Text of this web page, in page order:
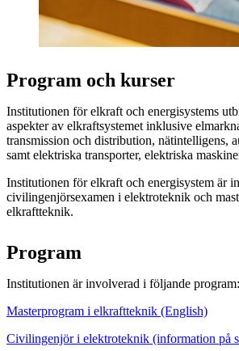
Program och kurser
Institutionen för elkraft och energisystems
aspekter av elkraftsystemet inklusive
transmission och distribution, nätintelligens,
samt elektriska transporter, elektriska
Institutionen för elkraft och energisystem är
civilingenjörsexamen i elektroteknik och
elkraftteknik.
Program
Institutionen är involverad i följande program:
Masterprogram i elkraftteknik (English)
Civilingenjör i elektroteknik (information på